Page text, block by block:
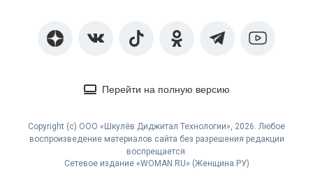
Перейти на полную версию
Copyright (с) ООО «Шкулёв Диджитал Технологии», 2026. Любое
воспроизведение материалов сайта без разрешения редакции
воспрещается.
Сетевое издание «WOMAN.RU» (Женщина.РУ)